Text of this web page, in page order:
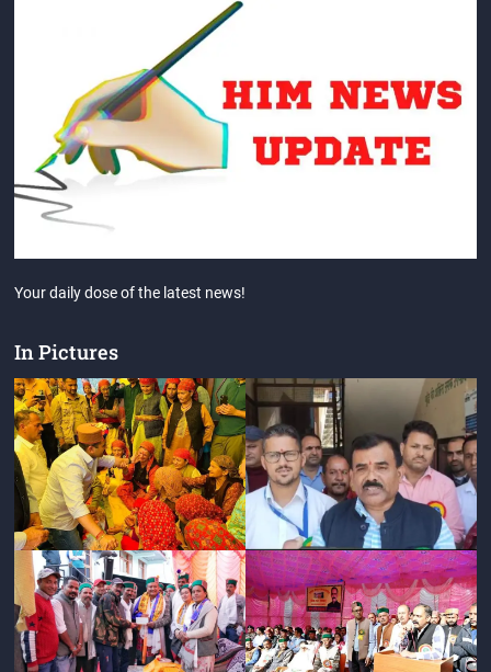
Your daily dose of the latest news!
In Pictures